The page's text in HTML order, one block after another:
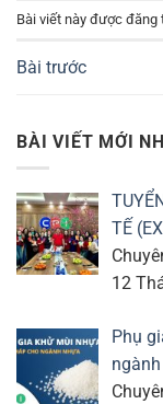
Bài viết này được đăng
Bài trước
BÀI VIẾT MỚI
TẾ
12
Phụ